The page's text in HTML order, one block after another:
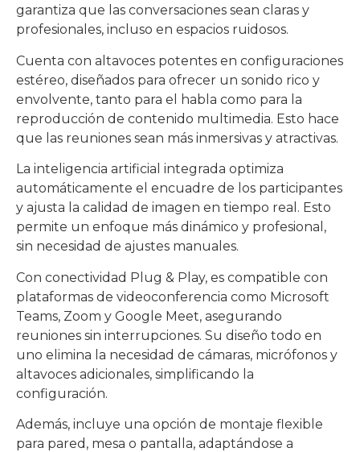
garantiza que las conversaciones sean claras y
profesionales, incluso en espacios ruidosos.
Cuenta con altavoces potentes en configuraciones
estéreo, diseñados para ofrecer un sonido rico y
envolvente, tanto para el habla como para la
reproducción de contenido multimedia. Esto hace
que las reuniones sean más inmersivas y atractivas.
La inteligencia artificial integrada optimiza
automáticamente el encuadre de los participantes
y ajusta la calidad de imagen en tiempo real. Esto
permite un enfoque más dinámico y profesional,
sin necesidad de ajustes manuales.
Con conectividad Plug & Play, es compatible con
plataformas de videoconferencia como Microsoft
Teams, Zoom y Google Meet, asegurando
reuniones sin interrupciones. Su diseño todo en
uno elimina la necesidad de cámaras, micrófonos y
altavoces adicionales, simplificando la
configuración.
Además, incluye una opción de montaje flexible
para pared, mesa o pantalla, adaptándose a